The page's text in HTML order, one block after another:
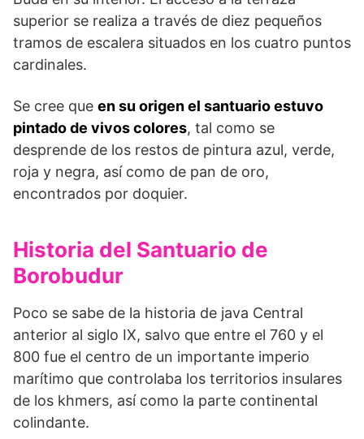
superior se realiza a través de diez pe­queños
tramos de escalera situados en los cuatro puntos
cardinales.
Se cree que en su origen el santuario estuvo
pin­tado de vivos colores, tal como se
desprende de los restos de pintura azul, verde,
roja y negra, así como de pan de oro,
encontrados por doquier.
Historia del Santuario de
Borobudur
Poco se sabe de la historia de java Central
anterior al siglo IX, salvo que entre el 760 y el
800 fue el centro de un importante imperio
marítimo que controlaba los territo­rios insulares
de los khmers, así como la parte continen­tal
colindante.